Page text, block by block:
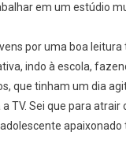
Em
De
Pandemia
em um estúdio
por uma boa
indo à escola,
que tinham um dia
TV. Sei que para